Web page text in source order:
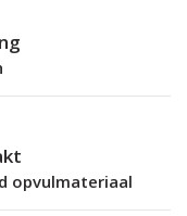
opvulmateriaal